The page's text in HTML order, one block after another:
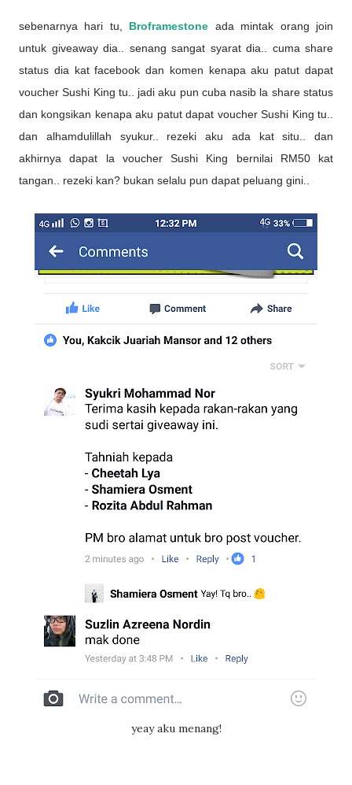
sebenarnya hari tu, Broframestone ada mintak orang join
untuk giveaway dia.. senang sangat syarat dia.. cuma share
status dia kat facebook dan komen kenapa aku patut dapat
voucher Sushi King tu.. jadi aku pun cuba nasib la share status
dan kongsikan kenapa aku patut dapat voucher Sushi King tu..
dan alhamdulillah syukur.. rezeki aku ada kat situ.. dan
akhirnya dapat la voucher Sushi King bernilai RM50 kat
tangan.. rezeki kan? bukan selalu pun dapat peluang gini..
yeay aku menang!